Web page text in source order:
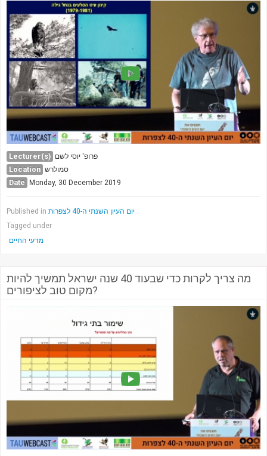
Lecturer(s) פרופ' יוסי לשם
Location סמולרש
Date Monday, 30 December 2019
Published in
יום העיון השנתי ה-40 לצפרות
Tagged under
מדעי החיים
מה צריך לקרות כדי שבעוד 40 שנה ישראל תמשיך להיות
מקום טוב לציפורים?